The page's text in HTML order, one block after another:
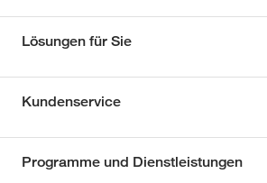
Lösungen für Sie
Kundenservice
Programme und Dienstleistungen